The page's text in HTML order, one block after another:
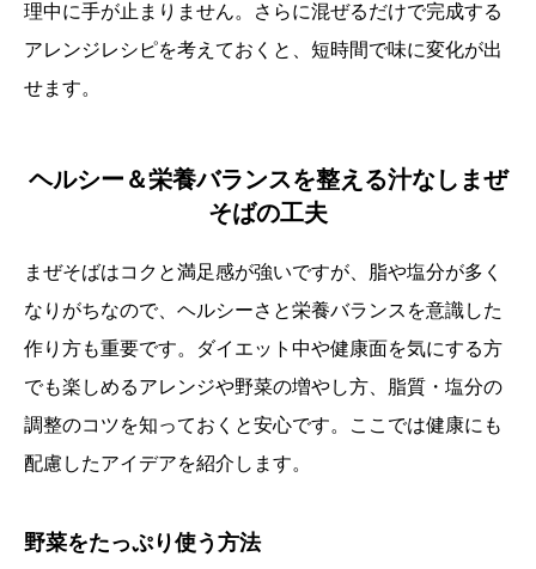
理中に手が止まりません。さらに混ぜるだけで完成する
アレンジレシピを考えておくと、短時間で味に変化が出
せます。
ヘルシー＆栄養バランスを整える汁なしまぜ
そばの工夫
まぜそばはコクと満足感が強いですが、脂や塩分が多く
なりがちなので、ヘルシーさと栄養バランスを意識した
作り方も重要です。ダイエット中や健康面を気にする方
でも楽しめるアレンジや野菜の増やし方、脂質・塩分の
調整のコツを知っておくと安心です。ここでは健康にも
配慮したアイデアを紹介します。
野菜をたっぷり使う方法